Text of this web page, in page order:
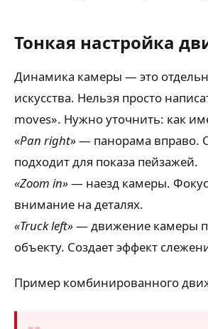
Тонкая настройка
Динамика камеры — это
искусства. Нельзя просто
moves». Нужно уточнить: как
«Pan right»— панорама вправо.
подходит для показа пейзажей.
«Zoom in»— наезд камеры.
внимание на деталях.
«Truck left»— движение камеры
объекту. Создает эффект
Пример комбинированного